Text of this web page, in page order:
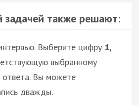
задачей также решают:
Выберите цифру 1,
выбранному
ответа. Вы можете
дважды.